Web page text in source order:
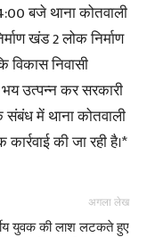
बजे थाना कोतवाली
खंड 2 लोक निर्माण
विकास निवासी
भय उत्पन्न कर सरकारी
संबंध में थाना कोतवाली
की जा रही है।*
अगला लेख
युवक की लाश लटकते हुए